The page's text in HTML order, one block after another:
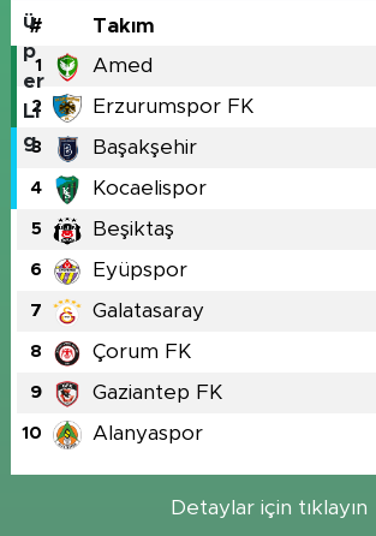
# Takım
1 Amed
2 Erzurumspor FK
3 Başakşehir
4 Kocaelispor
5 Beşiktaş
6 Eyüpspor
7 Galatasaray
8 Çorum FK
9 Gaziantep FK
10 Alanyaspor
Detaylar için tıklayın